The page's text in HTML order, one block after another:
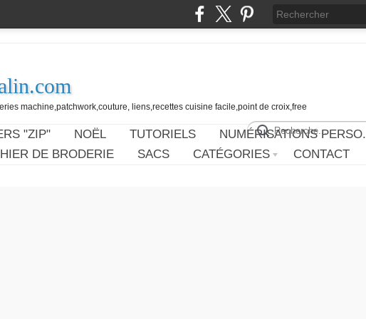
machine,patchwork,couture, liens,recettes cuisine facile,point de croix,free
"ZIP" NOËL TUTORIELS NUMÉRISATIONS PERSO.
DE BRODERIE
SACS CATÉGORIES CONTACT